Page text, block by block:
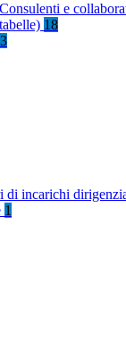
Consulenti e
tabelle) 18
di incarichi
1